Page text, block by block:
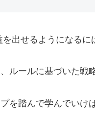
出せるようになるに
ルールに基づいた戦
を踏んで学んでいけ